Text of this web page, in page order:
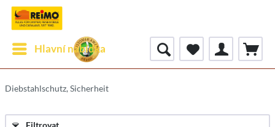
Hlavní nabídka
Diebstahlschutz, Sicherheit
Filtrovat